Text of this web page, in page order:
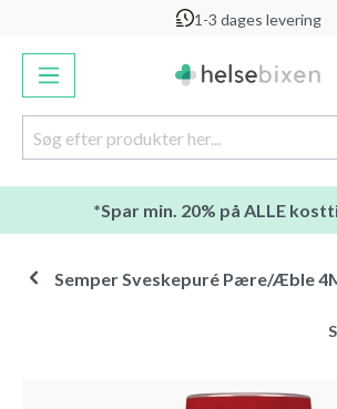
1-3 dages levering
*Spar min. 20% på ALLE
Semper Sveskepuré Pære/Æble
Spring over billedgalleri